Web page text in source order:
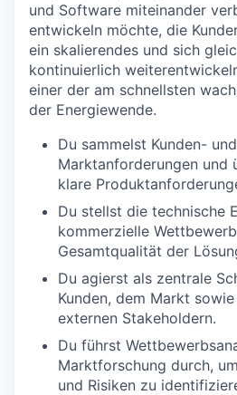
und Software miteinander
entwickeln möchte, die
ein skalierendes und sich
kontinuierlich
einer der am schnellsten
der Energiewende.
Du sammelst Kunden- und
Marktanforderungen und
klare
Du stellst die technische
kommerzielle
Gesamtqualität der
Du agierst als zentrale
Kunden, dem Markt
externen Stakeholdern.
Du führst
Marktforschung durch,
und Risiken zu